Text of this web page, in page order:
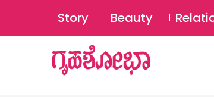
Story Beauty